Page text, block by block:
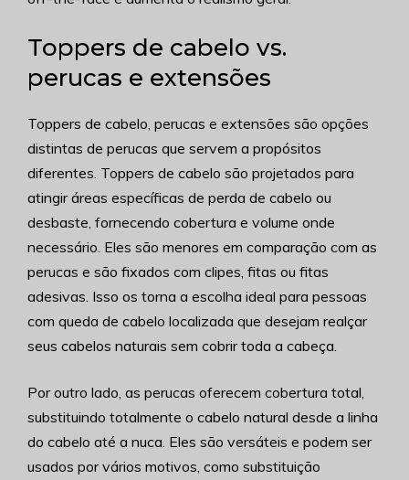
Toppers de cabelo vs.
perucas e extensões
Toppers de cabelo, perucas e extensões são opções
distintas de perucas que servem a propósitos
diferentes. Toppers de cabelo são projetados para
atingir áreas específicas de perda de cabelo ou
desbaste, fornecendo cobertura e volume onde
necessário. Eles são menores em comparação com as
perucas e são fixados com clipes, fitas ou fitas
adesivas. Isso os torna a escolha ideal para pessoas
com queda de cabelo localizada que desejam realçar
seus cabelos naturais sem cobrir toda a cabeça.
Por outro lado, as perucas oferecem cobertura total,
substituindo totalmente o cabelo natural desde a linha
do cabelo até a nuca. Eles são versáteis e podem ser
usados por vários motivos, como substituição